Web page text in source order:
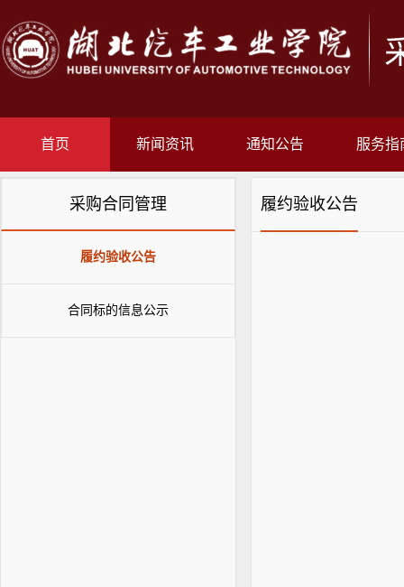
首页 新闻资讯 通知公告 服务指
采购合同管理
履约验收公告
合同标的信息公示
履约验收公告